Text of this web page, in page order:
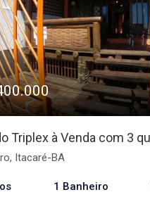
Triplex à Venda com 3
Itacaré-BA
1 Banheiro